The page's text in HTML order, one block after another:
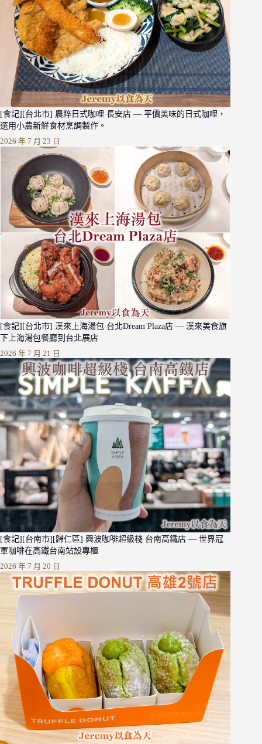
[食記][台北市] 農粹日式咖哩 長安店 — 平價美味的日式咖哩，
選用小農新鮮食材烹調製作。
2026 年 7 月 23 日
[食記][台北市] 漢來上海湯包 台北Dream Plaza店 — 漢來美食旗
下上海湯包餐廳到台北展店
2026 年 7 月 21 日
[食記][台南市][歸仁區] 興波咖啡超級棧 台南高鐵店 — 世界冠
軍咖啡在高鐵台南站設專櫃
2026 年 7 月 20 日